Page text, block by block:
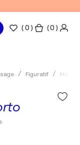
(0 ) ( 0 )
Figuratif Huile